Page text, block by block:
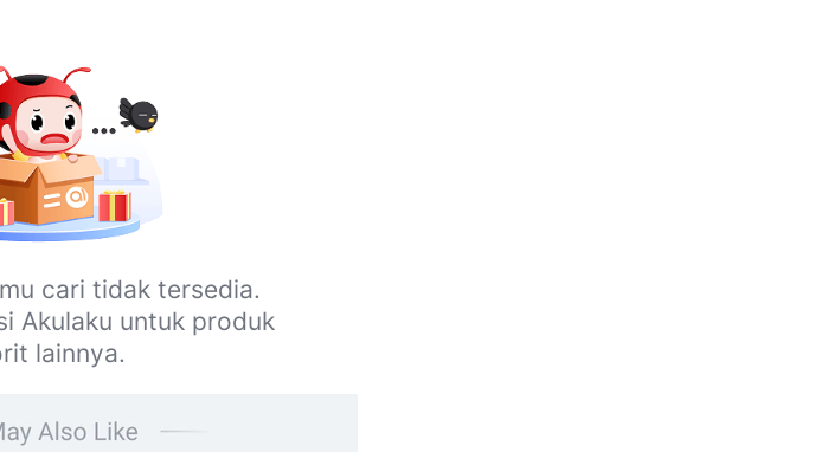
cari tidak tersedia.
Akulaku untuk produk
lainnya.